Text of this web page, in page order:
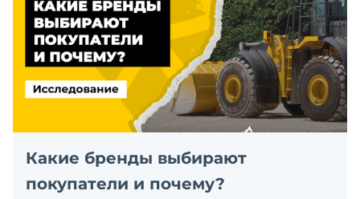
Какие бренды выбирают
покупатели и почему?